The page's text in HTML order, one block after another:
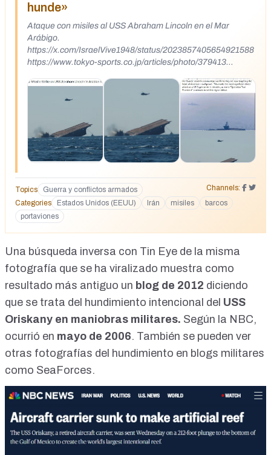
hunde»
Ataque con misiles al USS Abraham Lincoln en el Mar
Arábigo.
https://x.com/IsraelVive1948/status/2023857405654921588
https://www.tokyo-sports.co.jp/articles/photo/379413
q=https://www.facebook.com/100064393823730/posts/133
4042935418821/
Topics Guerra y conflictos armados
Channels:
Categories
Estados Unidos (EEUU) Irán misiles
barcos
portaviones
Una búsqueda inversa con Tin Eye de la misma
fotografía que se ha viralizado muestra como
resultado más antiguo un blog de 2012 diciendo
que se trata del hundimiento intencional del USS
Oriskany en maniobras militares. Según la NBC,
ocurrió en mayo de 2006. También se pueden ver
otras fotografías del hundimiento en blogs militares
como SeaForces.